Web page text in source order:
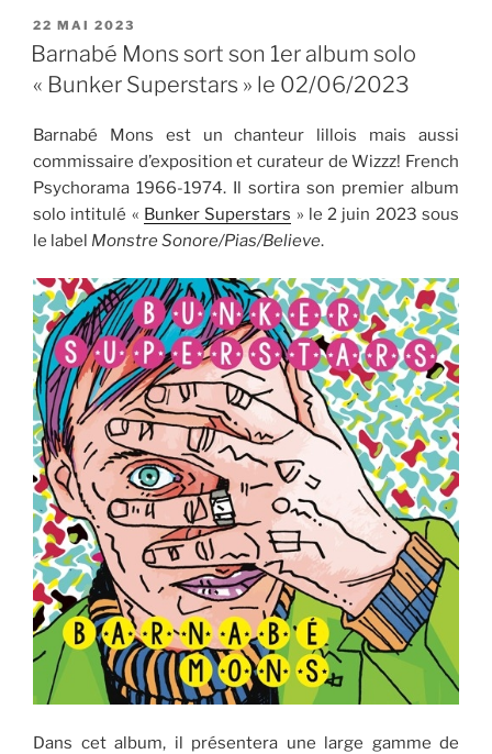
PUBLIÉ
LE
22 MAI 2023
Barnabé Mons sort son 1er album solo
« Bunker Superstars » le 02/06/2023
Barnabé Mons est un chanteur lillois mais aussi
commissaire d’exposition et curateur de Wizzz! French
Psychorama 1966-1974. Il sortira son premier album
solo intitulé « Bunker Superstars » le 2 juin 2023 sous
le label Monstre Sonore/Pias/Believe.
Dans cet album, il présentera une large gamme de